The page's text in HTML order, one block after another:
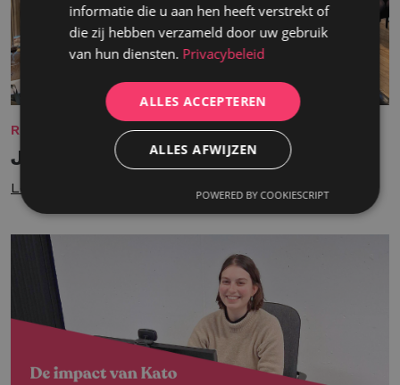
REKRUTERING
Jouw groei, onze misse
Lees meer
informatie die u aan hen heeft verstrekt of
die zij hebben verzameld door uw gebruik
van hun diensten. Privacybeleid
ALLES ACCEPTEREN
ALLES AFWIJZEN
POWERED BY COOKIESCRIPT